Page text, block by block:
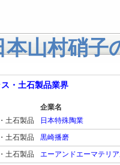
本山村硝子
ス・土石製品業界
企業名
土石製品
日本特殊陶業
土石製品
黒崎播磨
土石製品
エーアンドエーマテリ